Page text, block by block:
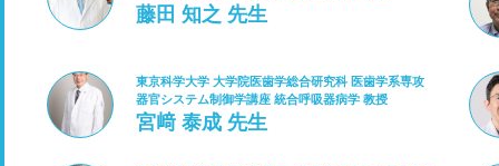
藤田 知之 先生
東京科学大学 大学院医歯学総合研究科 医歯学系専攻
器官システム制御学講座 統合呼吸器病学 教授
宮﨑 泰成 先生